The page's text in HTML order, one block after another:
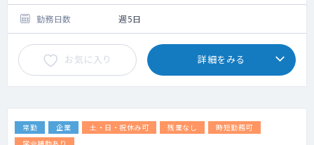
勤務日数 週5日
お気に入り 詳細をみる
常勤 企業 土・日・祝休み可 残業なし
時短勤務可
学会補助あり